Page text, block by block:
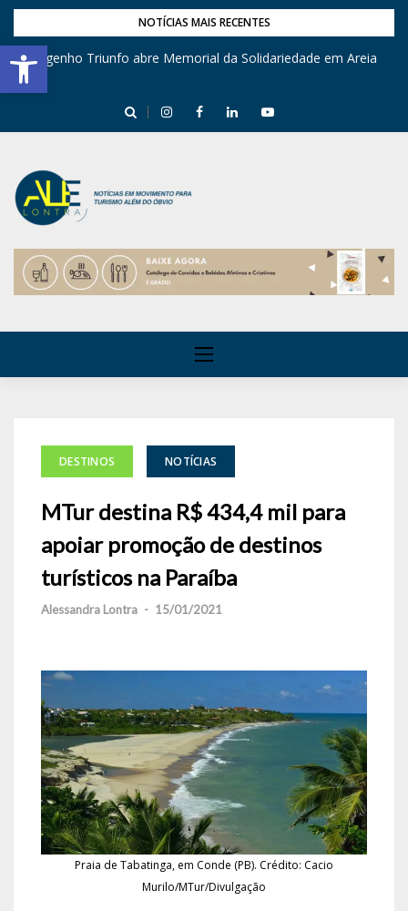
Barra de Ferramentas Aberta
NOTÍCIAS MAIS RECENTES
Engenho Triunfo abre Memorial da Solidariedade em Areia
DESTINOS NOTÍCIAS
MTur destina R$ 434,4 mil para
apoiar promoção de destinos
turísticos na Paraíba
Alessandra Lontra - 15/01/2021
Praia de Tabatinga, em Conde (PB). Crédito: Cacio
Murilo/MTur/Divulgação